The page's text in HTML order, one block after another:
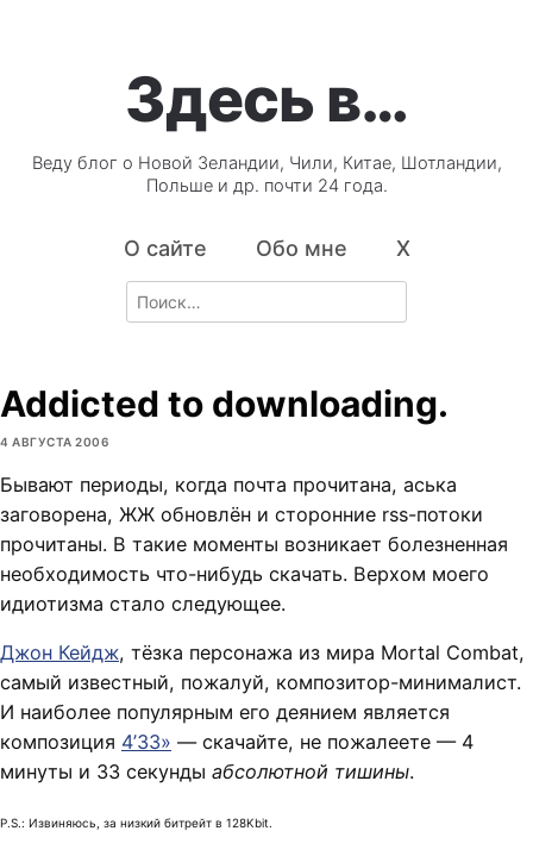
Здесь в…
Веду блог о Новой Зеландии, Чили, Китае, Шотландии,
Польше и др. почти 24 года.
О сайте Обо мне X
Search
for:
Addicted to downloading.
4 АВГУСТА 2006
Бывают периоды, когда почта прочитана, аська
заговорена, ЖЖ обновлён и сторонние rss-потоки
прочитаны. В такие моменты возникает болезненная
необходимость что-нибудь скачать. Верхом моего
идиотизма стало следующее.
Джон Кейдж, тёзка персонажа из мира Mortal Combat,
самый известный, пожалуй, композитор-минималист.
И наиболее популярным его деянием является
композиция 4’33» — скачайте, не пожалеете — 4
минуты и 33 секунды абсолютной тишины.
P.S.: Извиняюсь, за низкий битрейт в 128Kbit.